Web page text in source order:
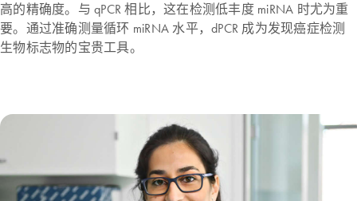
高的精确度。与 qPCR 相比，这在检测低丰度 miRNA 时尤为重
要。通过准确测量循环 miRNA 水平，dPCR 成为发现癌症检测
生物标志物的宝贵工具。